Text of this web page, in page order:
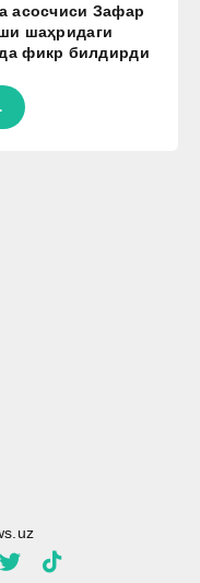
асосчиси Зафар
шаҳридаги
фикр билдирди